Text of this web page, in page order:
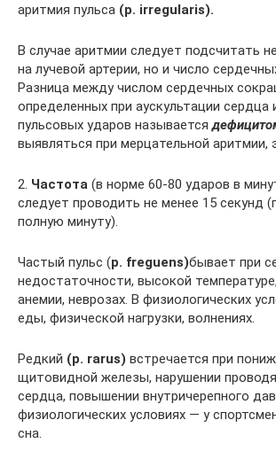
аритмия пульса (р. irregularis).
В случае аритмии следует подсчитать
на лучевой артерии, но и число
Разница между числом сердечных
определенных при аускультации сердца
пульсовых ударов называется
выявляться при мерцательной аритмии,
2. Частота (в норме 60-80 ударов в
следует проводить не менее 15 секунд
полную минуту).
Частый пульс (p. freguens)бывает при
недостаточности, высокой
анемии, неврозах. В физиологических
еды, физической нагрузки, волнениях.
Редкий (р. rarus) встречается при
щитовидной железы, нарушении
сердца, повышении внутричерепного
физиологических условиях — у
сна.